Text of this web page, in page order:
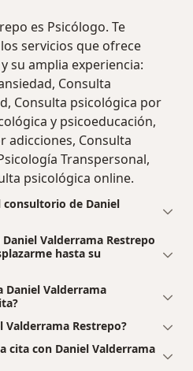
es Psicólogo. Te
servicios que ofrece
su amplia experiencia:
Consulta
Consulta psicológica por
y psicoeducación,
adicciones, Consulta
Transpersonal,
psicológica online.
consultorio de Daniel
Valderrama Restrepo
hasta su
Daniel Valderrama
Valderrama Restrepo?
cita con Daniel Valderrama